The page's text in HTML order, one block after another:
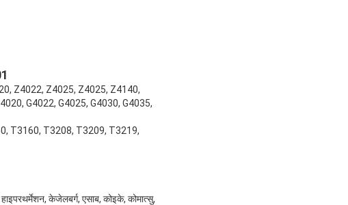
Z4022, Z4025, Z4025, Z4140,
G4022, G4025, G4030, G4035,
T3160, T3208, T3209, T3219,
केजेलबर्ग, एसाब, कोइके, कोमात्सु,